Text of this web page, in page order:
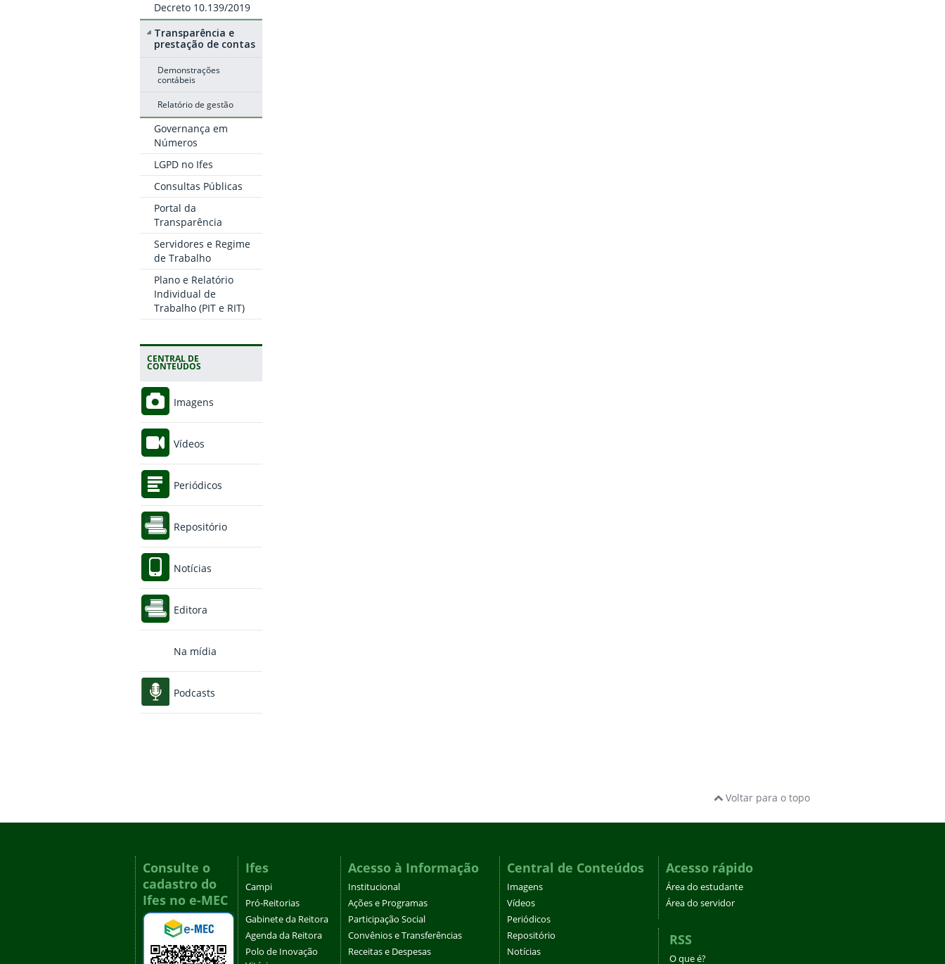
Decreto 10.139/2019
Transparência e
prestação de contas
Demonstrações
contábeis
Relatório de gestão
Governança em
Números
LGPD no Ifes
Consultas Públicas
Portal da
Transparência
Servidores e Regime
de Trabalho
Plano e Relatório
Individual de
Trabalho (PIT e RIT)
CENTRAL DE
CONTEÚDOS
Imagens
Vídeos
Periódicos
Repositório
Notícias
Editora
Na mídia
Podcasts
Voltar para o topo
Consulte o
cadastro do
Ifes no e-MEC
Ifes
Campi
Pró-Reitorias
Gabinete da Reitora
Agenda da Reitora
Polo de Inovação
Acesso à Informação
Institucional
Ações e Programas
Participação Social
Convênios e Transferências
Receitas e Despesas
Central de Conteúdos
Imagens
Vídeos
Periódicos
Repositório
Notícias
Acesso rápido
Área do estudante
Área do servidor
RSS
O que é?